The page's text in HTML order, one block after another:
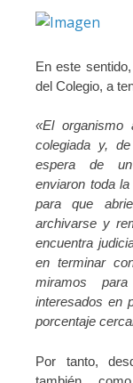
En este
del Colegio, a
«El organismo
colegiada y,
espera de un
enviaron toda
para que
archivarse y
encuentra
en terminar
miramos
interesados en
porcentaje
Por tanto,